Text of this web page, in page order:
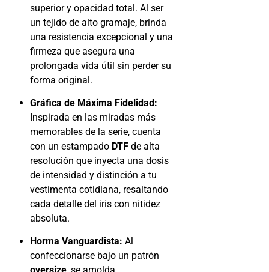
superior y opacidad total. Al ser
un tejido de alto gramaje, brinda
una resistencia excepcional y una
firmeza que asegura una
prolongada vida útil sin perder su
forma original.
Gráfica de Máxima Fidelidad:
Inspirada en las miradas más
memorables de la serie, cuenta
con un estampado DTF de alta
resolución que inyecta una dosis
de intensidad y distinción a tu
vestimenta cotidiana, resaltando
cada detalle del iris con nitidez
absoluta.
Horma Vanguardista: Al
confeccionarse bajo un patrón